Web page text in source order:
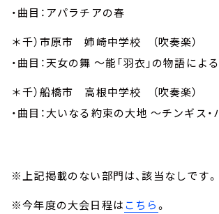
・曲目：アパラチアの春
＊千）市原市 姉崎中学校 （吹奏楽）
・曲目：天女の舞 ～能「羽衣」の物語によ
＊千）船橋市 高根中学校 （吹奏楽）
・曲目：大いなる約束の大地 ～チンギス・
※上記掲載のない部門は、該当なしです。
※今年度の大会日程はこちら。